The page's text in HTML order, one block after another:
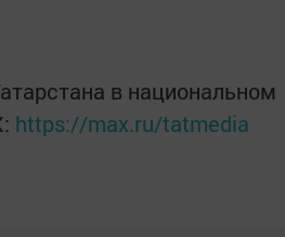
в национальном
https://max.ru/tatmedia